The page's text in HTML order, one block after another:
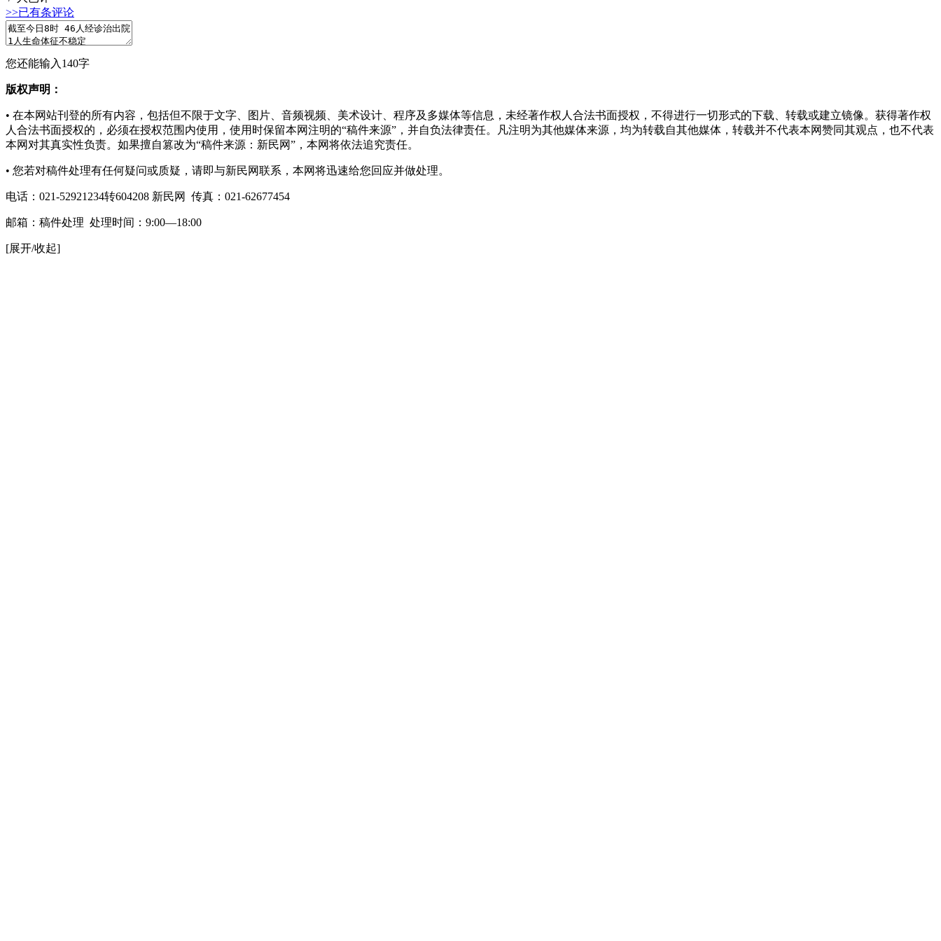
>>已有条评论
您还能输入 140字
版权声明：
• 在本网站刊登的所有内容，包括但不限于文字、图片、音频视频、美术设计、程序及多媒体等信息，未经著作权人合法书面授权，不得进行一切形式的下载、转载或建立镜像。获得著作权
人合法书面授权的 ，必须在授权范围内使用，使用时保留本网注明的“稿件来源”，并自负法律责任。凡注明为其他媒体来源，均为转载自其他媒体，转载并不代表本网赞同其观点，也不代表
本网对其真实性负责。如果擅自篡改为“稿件来源：新民网”，本网将依法追究责任。
• 您若对稿件处理有任何疑问或质疑，请即与新民网联系，本网将迅速给您回应并做处理。
电话：021-52921234转604208 新民网 传真：021-62677454
邮箱： 稿件处理 处理时间：9:00—18:00
[展开/收起]